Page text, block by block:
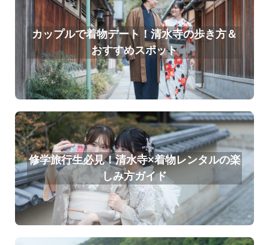
カップルで着物デート！清水寺の歩き方＆
おすすめスポット
修学旅行生必見！清水寺×着物レンタルの楽
しみ方ガイド